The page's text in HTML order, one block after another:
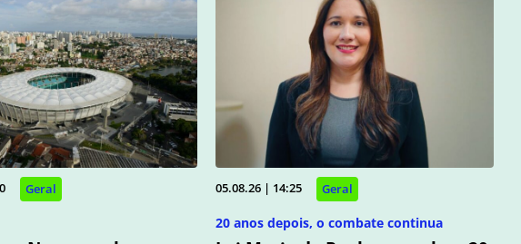
Geral 05.08.26 | 14:25 Geral
20 anos depois, o combate continua